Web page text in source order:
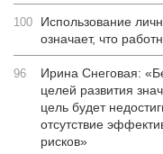
100
Использование
означает, что
96
Ирина Снеговая:
целей развития
цель будет
отсутствие
рисков»